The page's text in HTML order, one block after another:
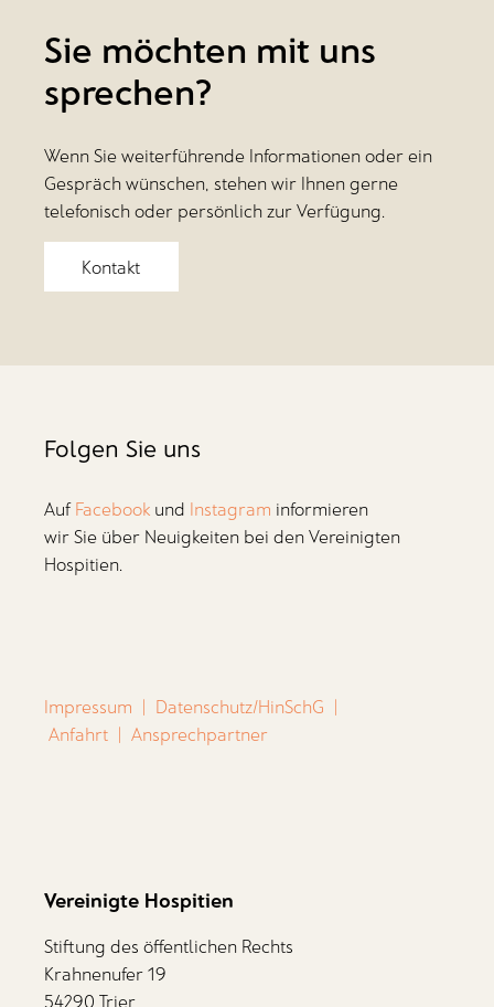
Sie möchten mit uns
sprechen?
Wenn Sie weiterführende Informationen oder ein
Gespräch wünschen, stehen wir Ihnen gerne
telefonisch oder persönlich zur Verfügung.
Kontakt
Folgen Sie uns
Auf Facebook und Instagram informieren
wir Sie über Neuigkeiten bei den Vereinigten
Hospitien.
Impressum | Datenschutz/HinSchG |
Anfahrt | Ansprechpartner
Vereinigte Hospitien
Stiftung des öffentlichen Rechts
Krahnenufer 19
54290 Trier